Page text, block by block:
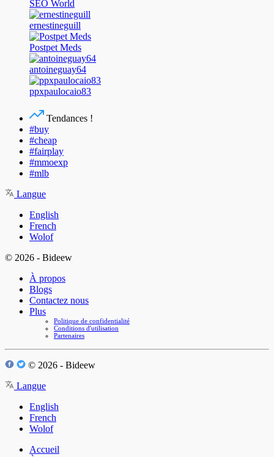
SEO World
ernestineguill
Postpet Meds
antoineguay64
ppxpaulocaio83
Tendances !
#buy
#cheap
#fairplay
#mmoexp
#mlb
Langue
English
French
Wolof
© 2026 - Bideew
À propos
Blogs
Contactez nous
Plus
Politique de confidentialité
Conditions d'utilisation
Partenaires
© 2026 - Bideew
Langue
English
French
Wolof
Accueil